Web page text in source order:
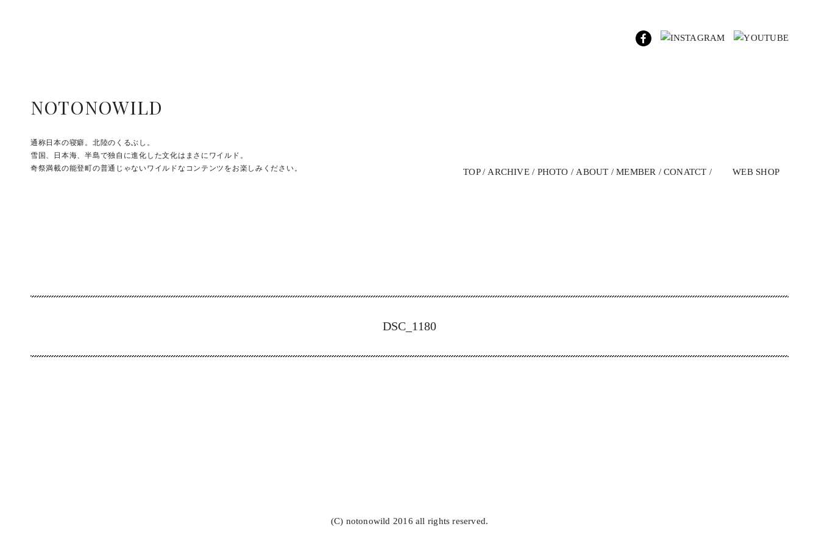
NOTONOWILD
通称日本の寝癖。北陸のくるぶし。
雪国、日本海、半島で独自に進化した文化はまさにワイルド。
奇祭満載の能登町の普通じゃないワイルドなコンテンツをお楽しみください。
TOP ARCHIVE PHOTO ABOUT MEMBER CONATCT WEB SHOP
DSC_1180
(C) notonowild 2016 all rights reserved.